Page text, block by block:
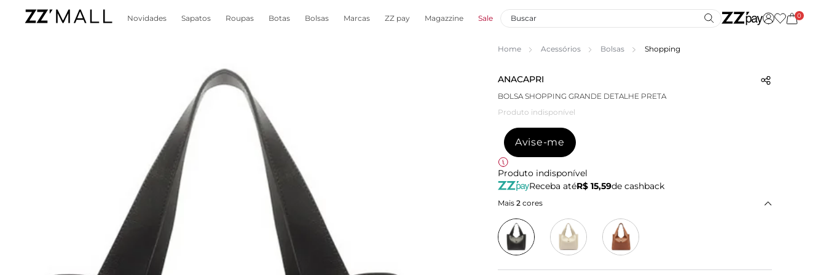
Novidades Sapatos Roupas Botas Bolsas Marcas ZZ pay Magazzine Sale 0
Home Acessórios Bolsas Shopping
ANACAPRI
BOLSA SHOPPING GRANDE DETALHE PRETA
Produto indisponível
Avise-me
Produto indisponível
Receba atéR$ 15,59de cashback
Mais 2 cores